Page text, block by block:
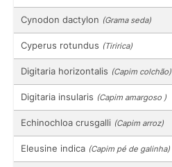
Cynodon dactylon (Grama seda)
Cyperus rotundus (Tiririca)
Digitaria horizontalis (Capim colchão)
Digitaria insularis (Capim amargoso )
Echinochloa crusgalli (Capim arroz)
Eleusine indica (Capim pé de galinha)